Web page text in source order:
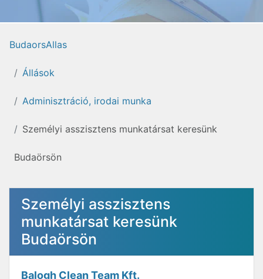
BudaorsAllas
Állások
Adminisztráció, irodai munka
Személyi asszisztens munkatársat keresünk
Budaörsön
Személyi asszisztens
munkatársat keresünk
Budaörsön
Balogh Clean Team Kft.